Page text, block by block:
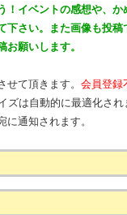
！イベントの感想や、
下さい。また画像も投
お願いします。
て頂きます。 会員登録
は自動的に最適化され
通知されます。